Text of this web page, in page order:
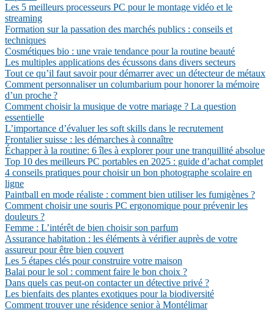
Les 5 meilleurs processeurs PC pour le montage vidéo et le
streaming
Formation sur la passation des marchés publics : conseils et
techniques
Cosmétiques bio : une vraie tendance pour la routine beauté
Les multiples applications des écussons dans divers secteurs
Tout ce qu’il faut savoir pour démarrer avec un détecteur de métaux
Comment personnaliser un columbarium pour honorer la mémoire
d’un proche ?
Comment choisir la musique de votre mariage ? La question
essentielle
L’importance d’évaluer les soft skills dans le recrutement
Frontalier suisse : les démarches à connaître
Échapper à la routine: 6 îles à explorer pour une tranquillité absolue
Top 10 des meilleurs PC portables en 2025 : guide d’achat complet
4 conseils pratiques pour choisir un bon photographe scolaire en
ligne
Paintball en mode réaliste : comment bien utiliser les fumigènes ?
Comment choisir une souris PC ergonomique pour prévenir les
douleurs ?
Femme : L’intérêt de bien choisir son parfum
Assurance habitation : les éléments à vérifier auprès de votre
assureur pour être bien couvert
Les 5 étapes clés pour construire votre maison
Balai pour le sol : comment faire le bon choix ?
Dans quels cas peut-on contacter un détective privé ?
Les bienfaits des plantes exotiques pour la biodiversité
Comment trouver une résidence senior à Montélimar